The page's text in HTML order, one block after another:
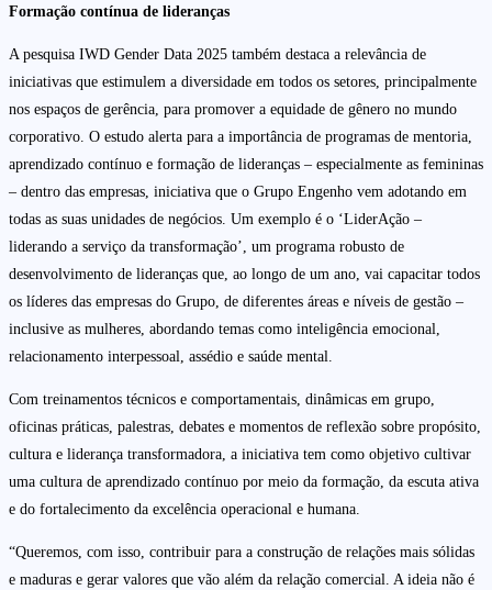
Formação contínua de lideranças
A pesquisa IWD Gender Data 2025 também destaca a relevância de
iniciativas que estimulem a diversidade em todos os setores, principalmente
nos espaços de gerência, para promover a equidade de gênero no mundo
corporativo. O estudo alerta para a importância de programas de mentoria,
aprendizado contínuo e formação de lideranças – especialmente as femininas
– dentro das empresas, iniciativa que o Grupo Engenho vem adotando em
todas as suas unidades de negócios. Um exemplo é o ‘LiderAção –
liderando a serviço da transformação’, um programa robusto de
desenvolvimento de lideranças que, ao longo de um ano, vai capacitar todos
os líderes das empresas do Grupo, de diferentes áreas e níveis de gestão –
inclusive as mulheres, abordando temas como inteligência emocional,
relacionamento interpessoal, assédio e saúde mental.
Com treinamentos técnicos e comportamentais, dinâmicas em grupo,
oficinas práticas, palestras, debates e momentos de reflexão sobre propósito,
cultura e liderança transformadora, a iniciativa tem como objetivo cultivar
uma cultura de aprendizado contínuo por meio da formação, da escuta ativa
e do fortalecimento da excelência operacional e humana.
“Queremos, com isso, contribuir para a construção de relações mais sólidas
e maduras e gerar valores que vão além da relação comercial. A ideia não é